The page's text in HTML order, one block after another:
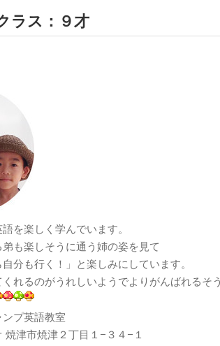
ラス：９才
を楽しく学んでいます。
も楽しそうに通う姉の姿を見て
自分も行く！」と楽しみにしています。
れるのがうれしいようでよりがんばれるそ
プ英語教室
市焼津２丁目１−３４−１